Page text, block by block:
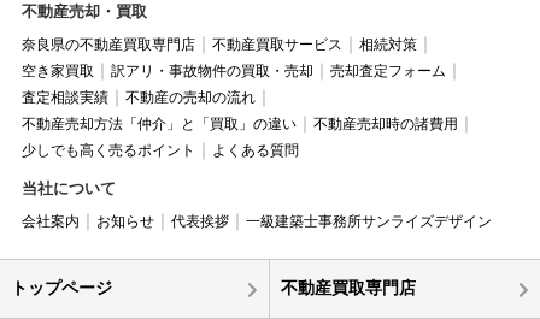
不動産売却・買取
奈良県の不動産買取専門店 不動産買取サービス
相続対策
空き家買取
訳アリ・事故物件の買取・売却
売却査定フォーム
査定相談実績
不動産の売却の流れ
不動産売却方法「仲介」と「買取」の違い
不動産売却時の諸費用
少しでも高く売るポイント
よくある質問
当社について
会社案内 お知らせ 代表挨拶 一級建築士事務所サンライズデザイン
トップページ 不動産買取専門店